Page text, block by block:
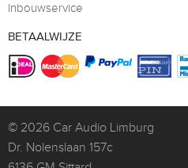
Inbouwservice
BETAALWIJZE
© 2026 Car Audio Limburg
Dr. Nolenslaan 157c